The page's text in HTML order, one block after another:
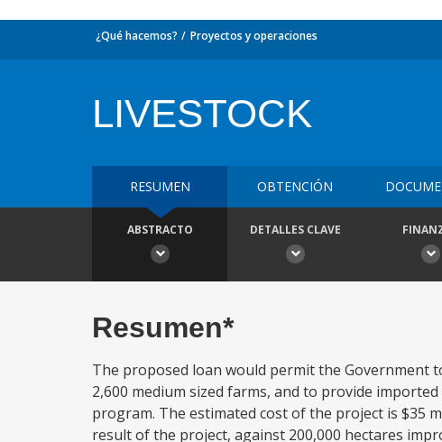
¿Qué hacemos? Proyectos y operaciones
LIVESTOCK
RESUMEN OBTENCIÓN
ABSTRACTO DETALLES CLAVE
Resumen*
The proposed loan would permit the Government
2,600 medium sized farms, and to provide
program. The estimated cost of the project is $35
result of the project, against 200,000 hectares